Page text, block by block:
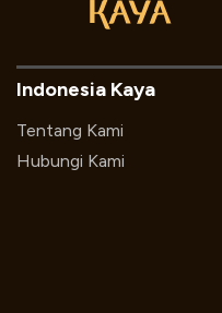
Indonesia Kaya
Tentang Kami
Hubungi Kami